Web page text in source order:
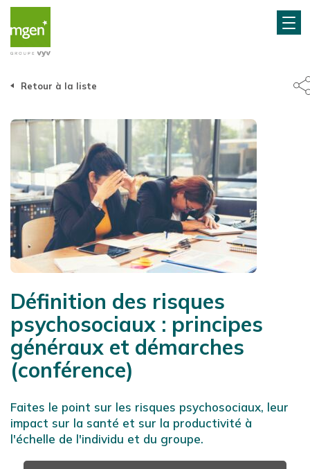
Retour à la liste
Définition des risques
psychosociaux : principes
généraux et démarches
(conférence)
Faites le point sur les risques psychosociaux, leur
impact sur la santé et sur la productivité à
l'échelle de l'individu et du groupe.